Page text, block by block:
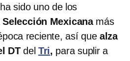
ha sido uno de los
Selección Mexicana más
reciente, así que alza
DTdel Tri, para suplir a